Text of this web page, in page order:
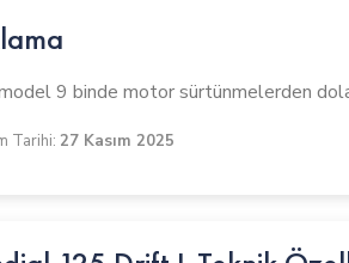
9 binde motor sürtünmelerden
Tarihi: 27 Kasım 2025